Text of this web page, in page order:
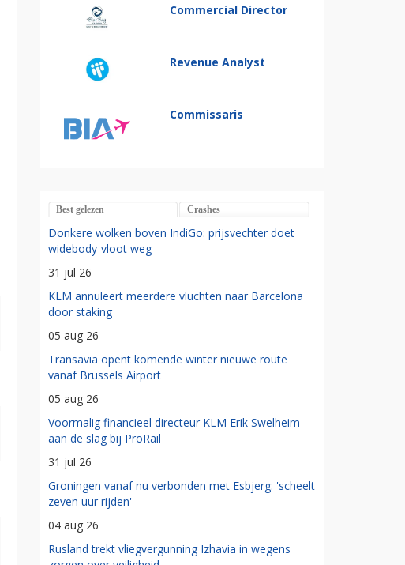
Commercial Director
Revenue Analyst
Commissaris
Best gelezen Crashes
Donkere wolken boven IndiGo: prijsvechter doet
widebody-vloot weg
31 jul 26
KLM annuleert meerdere vluchten naar Barcelona
door staking
05 aug 26
Transavia opent komende winter nieuwe route
vanaf Brussels Airport
05 aug 26
Voormalig financieel directeur KLM Erik Swelheim
aan de slag bij ProRail
31 jul 26
Groningen vanaf nu verbonden met Esbjerg: 'scheelt
zeven uur rijden'
04 aug 26
Rusland trekt vliegvergunning Izhavia in wegens